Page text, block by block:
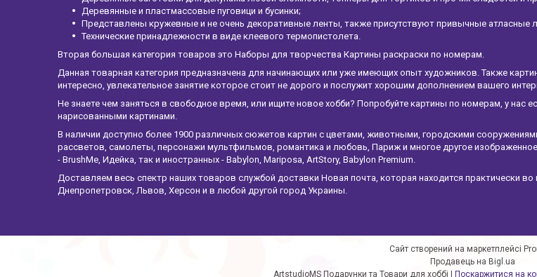
Деревянные и пластмассовые пуговици и бусинки;
Представлены кружевные и не очень декоративные ленты, также присутствуют привычные атласные
Технические принадлежности в виде клеевого термопистолета.
Вторая большая категория товаров это Наборы для творчества Картины раскраски по номерам.
Данная товарная категория предназначена для начинающих или уже имеющих опыт художников. Также
интересно, увлекательное занятие которое стоит не дорого и послужит хорошим дополнением вашего
Не знаете чем заняться в свободное время, или ищите новое хобби? Попробуйте картины по номерам, у нас
нарисованными картинами.
В наличии доступно более 1900 различных сюжетов картин с цветами, животными, городскими
рассветов, самолеты, персонажи мультфильмов, романтика и любовь, Париж и многое другое
- BrushMe, Идейка, так и иностранных - Babylon, Mariposa, ArtStory, Babylon Premium.
Доставляем весь спектр наших товаров службой доставки Новая почта, которая находится практически
Днепропетровск, Львов, Херсон и в любой другой город Украины.
Сайт створений на маркетплейсі
Продавець на Bigl.ua
Поскаржитися на